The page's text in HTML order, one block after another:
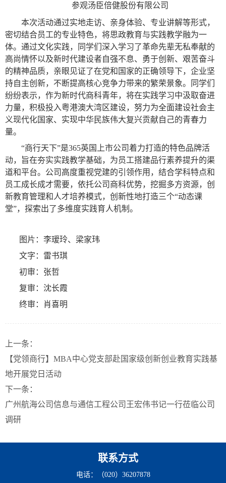
参观汤臣倍健股份有限公司
本次活动通过实地走访、亲身体验、专业讲解等形式，
密切结合员工的专业特色，将思政教育与实践教学融为一
体。通过文化实践，同学们深入学习了革命先辈无私奉献的
高尚情怀以及新时代建设者自强不息、勇于创新、艰苦奋斗
的精神品质，亲眼见证了在党和国家的正确领导下，企业坚
持自主创新，不断提高核心竞争力带来的繁荣景象。同学们
纷纷表示，作为新时代商科青年，将在实践学习中汲取奋进
力量，积极投入粤港澳大湾区建设，努力为全面建设社会主
义现代化国家、实现中华民族伟大复兴贡献自己的青春力
量。
“商行天下”是365英国上市公司着力打造的特色品牌活
动，旨在夯实实践教学基础，为员工搭建品行素养提升的渠
道和平台。公司高度重视党建的引领作用，结合学科特点和
员工成长成才需要，依托公司商科优势，挖掘多方资源，创
新教育管理和人才培养模式，创新性地打造三个“动态课
堂”，探索出了多维度实践育人机制。
图片：李瑷玲、梁家玮
文字：雷书琪
初审：张哲
复审：沈长霞
终审：肖喜明
上一条：
【党领商行】MBA中心党支部赴国家级创新创业教育实践基
地开展党日活动
下一条：
广州航海公司信息与通信工程公司王宏伟书记一行莅临公司
调研
联系方式
电话：（020）36207878